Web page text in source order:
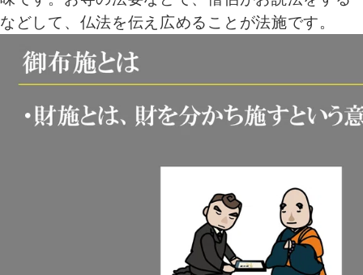
などして、仏法を伝え広めることが法施です。